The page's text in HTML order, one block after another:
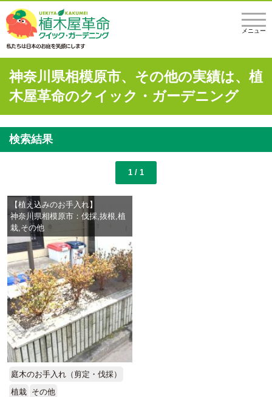
メニュー
神奈川県相模原市、その他の実績は、植
木屋革命のクイック・ガーデニング
検索結果
1 / 1
【植え込みのお手入れ】
神奈川県相模原市：伐採,抜根,植
栽,その他
庭木のお手入れ（剪定・伐採）
植栽 その他